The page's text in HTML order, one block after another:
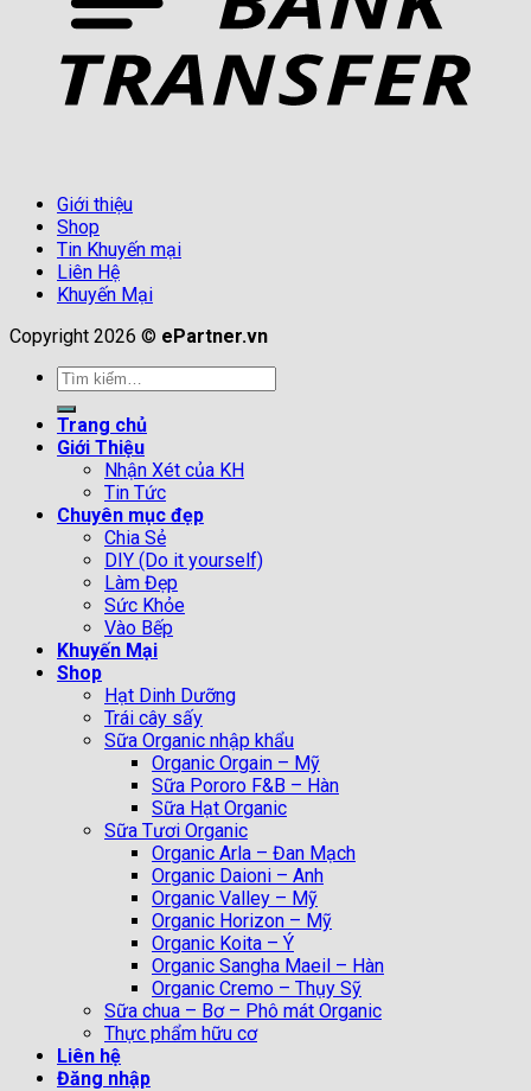
Giới thiệu
Shop
Tin Khuyến mại
Liên Hệ
Khuyến Mại
Copyright 2026 © ePartner.vn
Tìm
kiếm:
Trang chủ
Giới Thiệu
Nhận Xét của KH
Tin Tức
Chuyên mục đẹp
Chia Sẻ
DIY (Do it yourself)
Làm Đẹp
Sức Khỏe
Vào Bếp
Khuyến Mại
Shop
Hạt Dinh Dưỡng
Trái cây sấy
Sữa Organic nhập khẩu
Organic Orgain – Mỹ
Sữa Pororo F&B – Hàn
Sữa Hạt Organic
Sữa Tươi Organic
Organic Arla – Đan Mạch
Organic Daioni – Anh
Organic Valley – Mỹ
Organic Horizon – Mỹ
Organic Koita – Ý
Organic Sangha Maeil – Hàn
Organic Cremo – Thụy Sỹ
Sữa chua – Bơ – Phô mát Organic
Thực phẩm hữu cơ
Liên hệ
Đăng nhập